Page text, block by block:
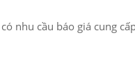
nhu cầu báo giá cung